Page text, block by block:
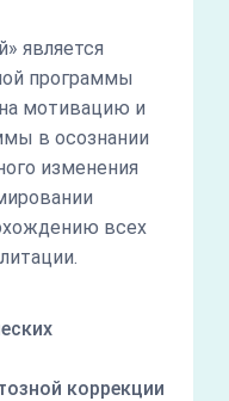
является
программы
мотивацию и
в осознании
изменения
всех
коррекции